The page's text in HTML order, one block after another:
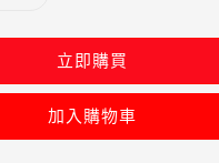
立即購買
加入購物車